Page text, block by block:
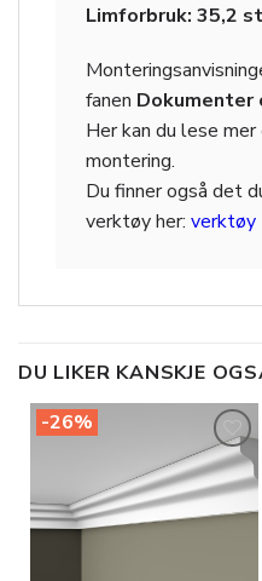
Limforbruk: 35,2
fanen Dokumenter
Her kan du lese
montering.
Du finner også det
verktøy her: verktøy
DU LIKER KANSKJE
-26%
Legg til
ønskeliste